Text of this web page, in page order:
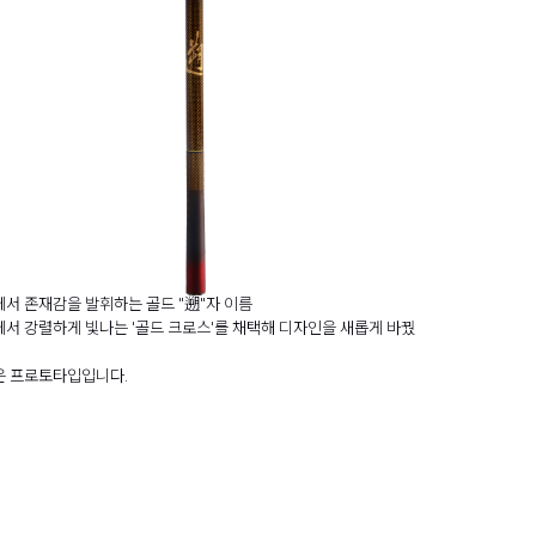
서 존재감을 발휘하는 골드 "遡"자 이름
서 강렬하게 빛나는 '골드 크로스'를 채택해 디자인을 새롭게 바꿨
프로토타입입니다.